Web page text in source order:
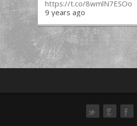
https://t.co/8wmlN7ESOo
9 years ago